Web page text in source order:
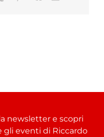
newsletter e scopri
eventi di Riccardo